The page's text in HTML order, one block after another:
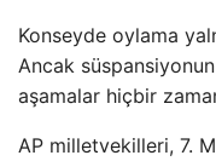
Konseyde oylama
Ancak
aşamalar hiçbir
AP milletvekilleri, 7.